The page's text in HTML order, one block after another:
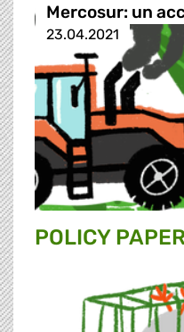
Mercosur: un
23.04.2021
POLICY